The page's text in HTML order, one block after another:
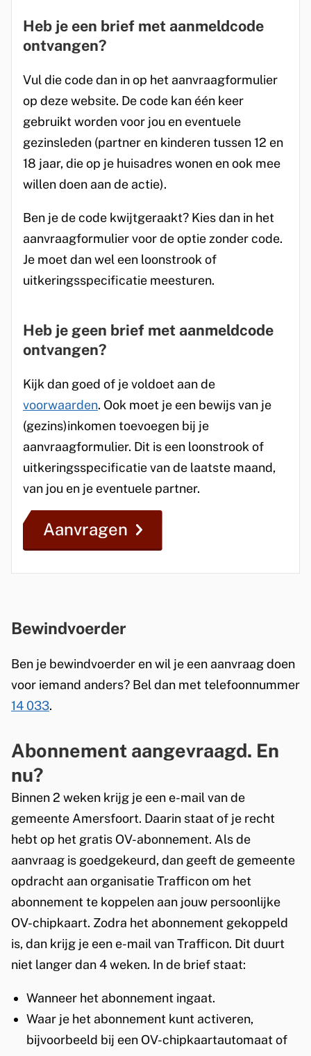
Heb je een brief met aanmeldcode
ontvangen?
Vul die code dan in op het aanvraagformulier
op deze website. De code kan één keer
gebruikt worden voor jou en eventuele
gezinsleden (partner en kinderen tussen 12 en
18 jaar, die op je huisadres wonen en ook mee
willen doen aan de actie).
Ben je de code kwijtgeraakt? Kies dan in het
aanvraagformulier voor de optie zonder code.
Je moet dan wel een loonstrook of
uitkeringsspecificatie meesturen.
Heb je geen brief met aanmeldcode
ontvangen?
Kijk dan goed of je voldoet aan de
voorwaarden. Ook moet je een bewijs van je
(gezins)inkomen toevoegen bij je
aanvraagformulier. Dit is een loonstrook of
uitkeringsspecificatie van de laatste maand,
van jou en je eventuele partner.
Aanvragen
Bewindvoerder
Ben je bewindvoerder en wil je een aanvraag doen
voor iemand anders? Bel dan met telefoonnummer
14 033.
Abonnement aangevraagd. En
nu?
Binnen 2 weken krijg je een e-mail van de
gemeente Amersfoort. Daarin staat of je recht
hebt op het gratis OV-abonnement. Als de
aanvraag is goedgekeurd, dan geeft de gemeente
opdracht aan organisatie Trafficon om het
abonnement te koppelen aan jouw persoonlijke
OV-chipkaart. Zodra het abonnement gekoppeld
is, dan krijg je een e-mail van Trafficon. Dit duurt
niet langer dan 4 weken. In de brief staat:
Wanneer het abonnement ingaat.
Waar je het abonnement kunt activeren,
bijvoorbeeld bij een OV-chipkaartautomaat of